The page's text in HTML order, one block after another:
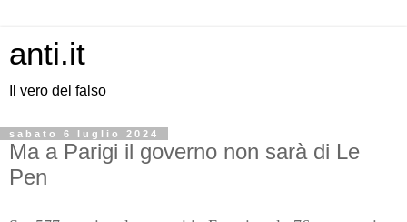
anti.it
Il vero del falso
sabato 6 luglio 2024
Ma a Parigi il governo non sarà di Le
Pen